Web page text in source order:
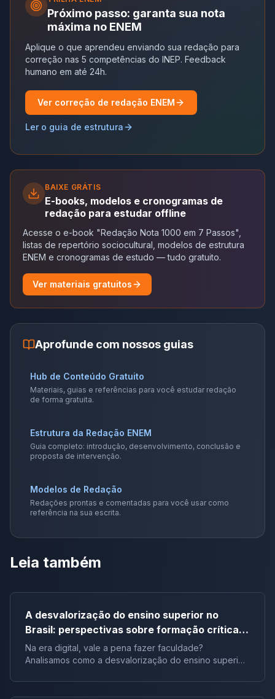
Próximo passo: garanta sua nota
máxima no ENEM
Aplique o que aprendeu enviando sua redação para
correção nas 5 competências do INEP. Feedback
humano em até 24h.
Ver correção de redação ENEM
Ler o guia de estrutura
BAIXE GRÁTIS
E-books, modelos e cronogramas de
redação para estudar offline
Acesse o e-book "Redação Nota 1000 em 7 Passos",
listas de repertório sociocultural, modelos de estrutura
ENEM e cronogramas de estudo — tudo gratuito.
Ver materiais gratuitos
Aprofunde com nossos guias
Hub de Conteúdo Gratuito
Materiais, guias e referências para você estudar redação
de forma gratuita.
Estrutura da Redação ENEM
Guia completo: introdução, desenvolvimento, conclusão e
proposta de intervenção.
Modelos de Redação
Redações prontas e comentadas para você usar como
referência na sua escrita.
Leia também
A desvalorização do ensino superior no
Brasil: perspectivas sobre formação crítica e
influência digital |Tema de redação
Na era digital, vale a pena fazer faculdade?
Analisamos como a desvalorização do ensino superior
Brasil.